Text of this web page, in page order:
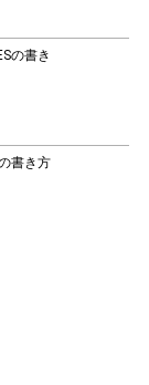
の書き
書き方